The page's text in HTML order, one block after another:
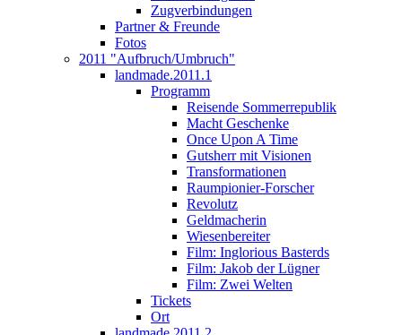
Zugverbindungen
Partner & Freunde
Fotos
2011 "Aufbruch/Umbruch"
landmade.2011.1
Programm
Reisende Sommerrepublik
Macht Geschenke
Once Upon A Time
Gutsherr mit Visionen
Transformationen
Raumpionier-Forscher
Revolutz
Geldmacherin
Wiesenbereiter
Film: Inglorious Basterds
Film: Jakob der Lügner
Film: Zwei Welten
Tickets
Ort